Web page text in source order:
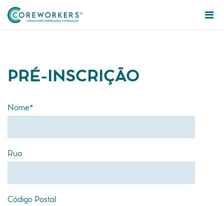
PRÉ-INSCRIÇÃO
Nome*
Rua
Código Postal